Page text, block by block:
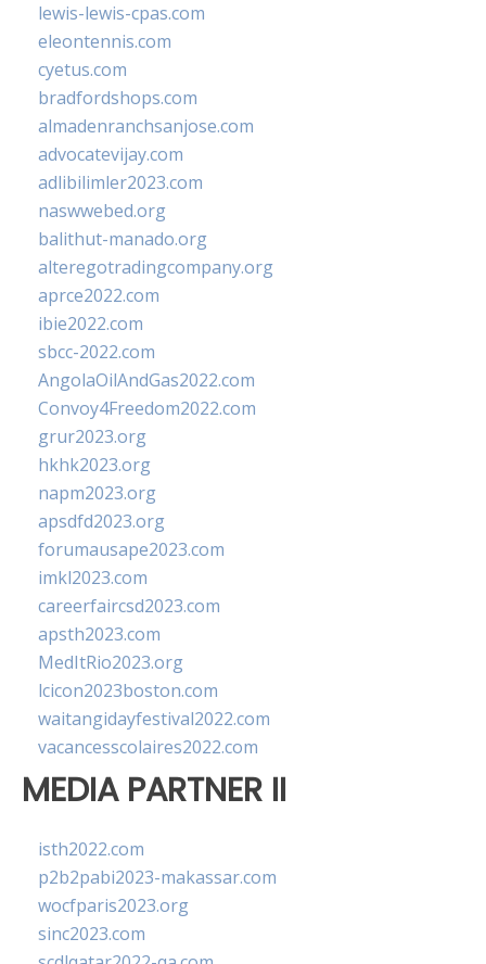
lewis-lewis-cpas.com
eleontennis.com
cyetus.com
bradfordshops.com
almadenranchsanjose.com
advocatevijay.com
adlibilimler2023.com
naswwebed.org
balithut-manado.org
alteregotradingcompany.org
aprce2022.com
ibie2022.com
sbcc-2022.com
AngolaOilAndGas2022.com
Convoy4Freedom2022.com
grur2023.org
hkhk2023.org
napm2023.org
apsdfd2023.org
forumausape2023.com
imkl2023.com
careerfaircsd2023.com
apsth2023.com
MedItRio2023.org
lcicon2023boston.com
waitangidayfestival2022.com
vacancesscolaires2022.com
MEDIA PARTNER II
isth2022.com
p2b2pabi2023-makassar.com
wocfparis2023.org
sinc2023.com